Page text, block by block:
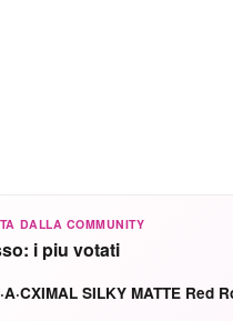
DALLA COMMUNITY
i piu votati
SILKY MATTE Red